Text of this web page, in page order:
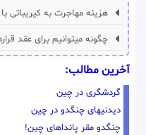
هزینه مهاجرت به کیریباتی
چگونه میتوانیم برای عقد
آخرین مطالب:
گردشگری در چین
دیدنیهای چنگدو در چین
چنگدو مقر پانداهای چین!